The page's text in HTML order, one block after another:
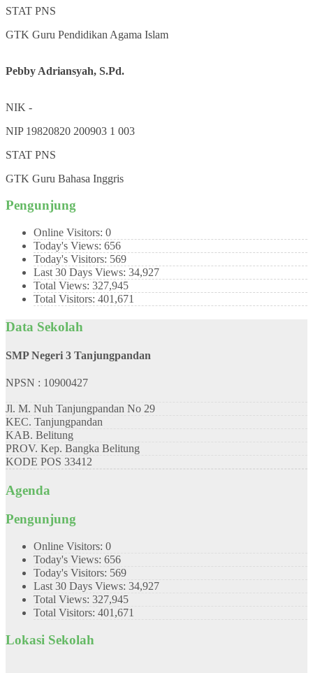
STAT PNS
GTK Guru Pendidikan Agama Islam
Pebby Adriansyah, S.Pd.
NIK -
NIP 19820820 200903 1 003
STAT PNS
GTK Guru Bahasa Inggris
Pengunjung
Online Visitors: 0
Today's Views: 656
Today's Visitors: 569
Last 30 Days Views: 34,927
Total Views: 327,945
Total Visitors: 401,671
Data Sekolah
SMP Negeri 3 Tanjungpandan
NPSN : 10900427
Jl. M. Nuh Tanjungpandan No 29
KEC. Tanjungpandan
KAB. Belitung
PROV. Kep. Bangka Belitung
KODE POS 33412
Agenda
Pengunjung
Online Visitors: 0
Today's Views: 656
Today's Visitors: 569
Last 30 Days Views: 34,927
Total Views: 327,945
Total Visitors: 401,671
Lokasi Sekolah